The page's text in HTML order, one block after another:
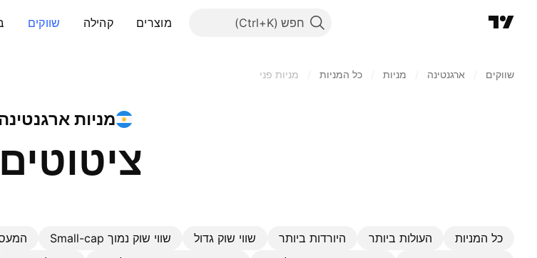
חפש מוצרים קהילה שווקים
שווקים ארגנטינה מניות‏ כל המניות מניות פני
מניות
ציטוטים
כל המניות העולות ביותר היורדות ביותר שווי שוק גדול שווי שוק נמוך Small-cap